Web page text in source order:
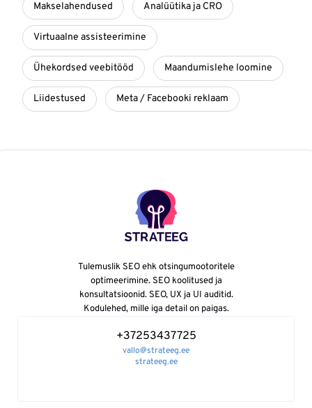
Makselahendused Analüütika ja CRO
Virtuaalne assisteerimine
Ühekordsed veebitööd Maandumislehe loomine
Liidestused Meta / Facebooki reklaam
Tulemuslik SEO ehk otsingumootoritele
optimeerimine. SEO koolitused ja
konsultatsioonid. SEO, UX ja UI auditid.
Kodulehed, mille iga detail on paigas.
+37253437725
vallo@strateeg.ee
strateeg.ee